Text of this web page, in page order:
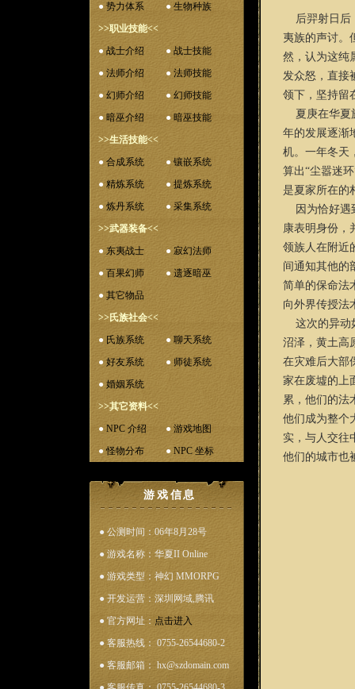
● 势力体系 ● 生物种族
>>职业技能<<
● 战士介绍 ● 战士技能
● 法师介绍 ● 法师技能
● 幻师介绍 ● 幻师技能
● 暗巫介绍 ● 暗巫技能
>>生活技能<<
● 合成系统 ● 镶嵌系统
● 精炼系统 ● 提炼系统
● 炼丹系统 ● 采集系统
>>武器装备<<
● 东夷战士 ● 寂幻法师
● 百果幻师 ● 遗逐暗巫
● 其它物品
>>氏族社会<<
● 氏族系统 ● 聊天系统
● 好友系统 ● 师徒系统
● 婚姻系统
>>其它资料<<
● NPC 介绍 ● 游戏地图
● 怪物分布 ● NPC 坐标
游戏信息
● 公测时间：06年8月28号
● 游戏名称：华夏II Online
● 游戏类型：神幻 MMORPG
● 开发运营：深圳网域,腾讯
● 官方网址： 点击进入
● 客服热线： 0755-26544680-2
● 客服邮箱： hx@szdomain.com
后羿射日后
夷族的声讨。
然，认为这纯
发众怒，直接
领下，坚持留
夏庚在华夏
年的发展逐渐
机。一年冬天
算出“尘嚣迷
是夏家所在的
因为恰好遇
康表明身份，
领族人在附近
间通知其他的
简单的保命法
向外界传授法
这次的异动
沼泽，黄土高
在灾难后大部
家在废墟的上
累，他们的法
他们成为整个
实，与人交往
他们的城市也